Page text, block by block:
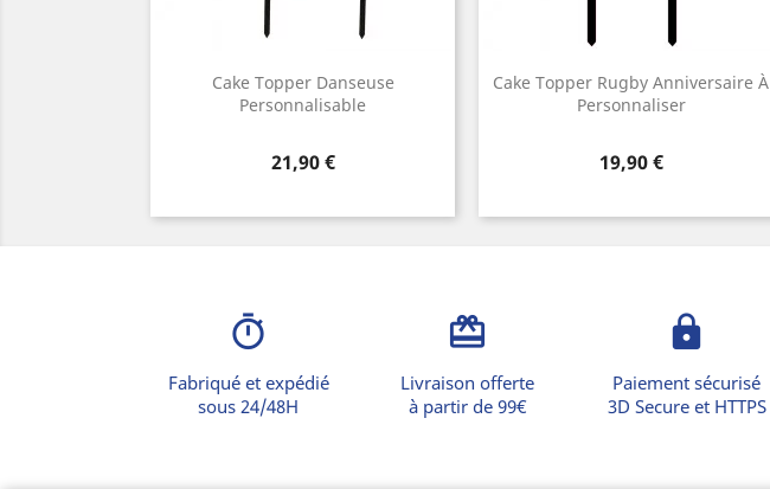
Cake Topper Danseuse
Personnalisable
Prix
21,90 €
Cake Topper Rugby Anniversaire À
Personnaliser
Prix
19,90 €
timer
Fabriqué et expédié
sous 24/48H
card_giftcard
Livraison offerte
à partir de 99€
lock
Paiement sécurisé
3D Secure et HTTPS